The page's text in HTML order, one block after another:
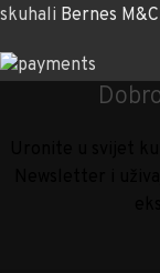
skuhali Bernes M&C